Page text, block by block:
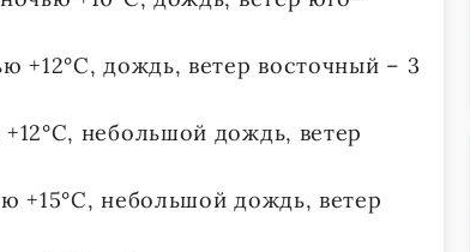
+12°С, дождь, ветер восточный – 3
небольшой дождь, ветер
+15°С, небольшой дождь, ветер